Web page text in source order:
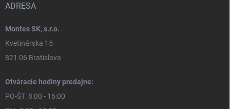
ADRESA
Montes SK, s.r.o.
Kvetinárska 15
821 06 Bratislava
Otváracie hodiny predajne:
PO-ŠT: 8:00 - 16:00